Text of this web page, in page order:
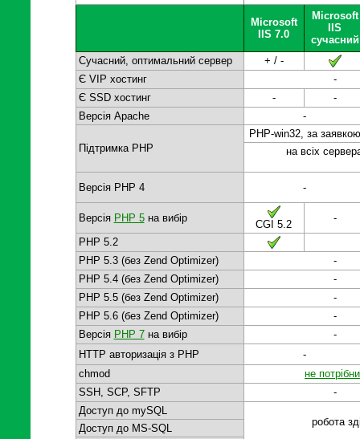
Microsoft
IIS 7.0
Microsoft
IIS
сучасний
Сучасний, оптимальний сервер
+ / -
Є VIP хостинг
-
Є SSD хостинг
-
-
Версія Apache
-
Підтримка PHP
PHP-win32, за заявкою
на всіх
Версія PHP 4 -
Версія PHP 5на вибір
CGI 5.2
-
PHP 5.2
PHP 5.3 (без Zend Optimizer)
-
PHP 5.4 (без Zend Optimizer)
-
PHP 5.5 (без Zend Optimizer)
-
PHP 5.6 (без Zend Optimizer)
-
Версія PHP 7на вибір
-
HTTP авторизація з PHP
-
chmod
не
SSH, SCP, SFTP
-
Доступ до mySQL
робота
Доступ до MS-SQL